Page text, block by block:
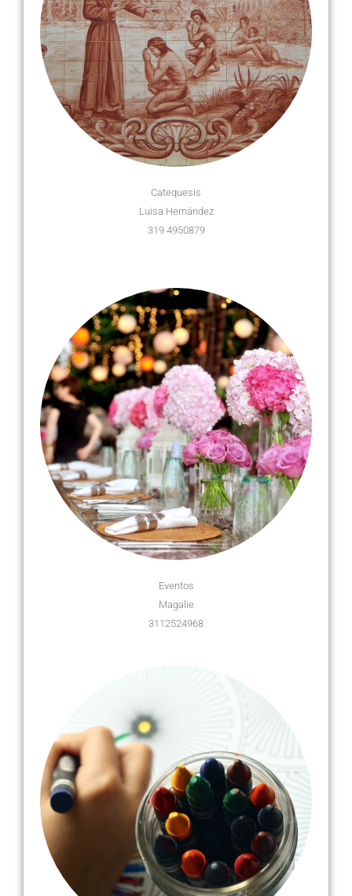
Catequesis
Luisa Hernández
319 4950879
Eventos
Magalie
3112524968